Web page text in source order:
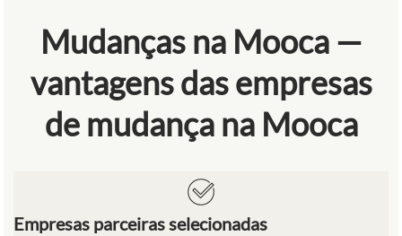
Mudanças na Mooca —
vantagens das empresas
de mudança na Mooca
Empresas parceiras selecionadas